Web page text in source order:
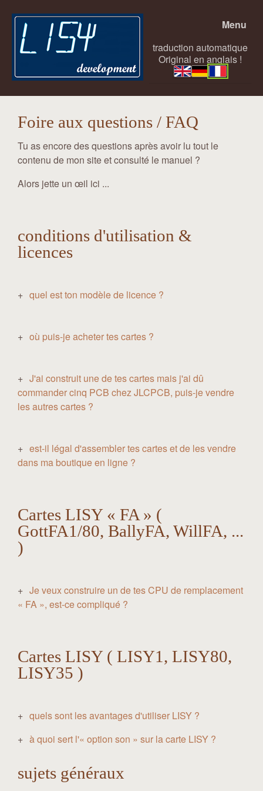
Menu
traduction automatique
Original en anglais !
Foire aux questions / FAQ
Tu as encore des questions après avoir lu tout le
contenu de mon site et consulté le manuel ?
Alors jette un œil ici ...
conditions d'utilisation &
licences
quel est ton modèle de licence ?
où puis-je acheter tes cartes ?
J'ai construit une de tes cartes mais j'ai dû
commander cinq PCB chez JLCPCB, puis-je vendre
les autres cartes ?
est-il légal d'assembler tes cartes et de les vendre
dans ma boutique en ligne ?
Cartes LISY « FA » (
GottFA1/80, BallyFA, WillFA, ...
)
Je veux construire un de tes CPU de remplacement
« FA », est-ce compliqué ?
Cartes LISY ( LISY1, LISY80,
LISY35 )
quels sont les avantages d'utiliser LISY ?
à quoi sert l'« option son » sur la carte LISY ?
sujets généraux